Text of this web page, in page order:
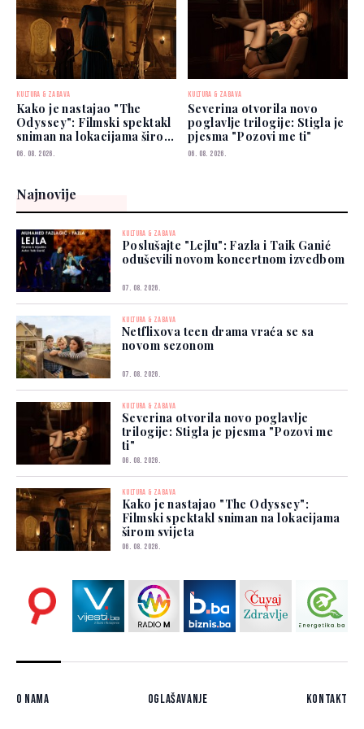
KULTURA & ZABAVA
Kako je nastajao "The
Odyssey": Filmski spektakl
sniman na lokacijama širom
svijeta
06. 08. 2026.
KULTURA & ZABAVA
Severina otvorila novo
poglavlje trilogije: Stigla je
pjesma "Pozovi me ti"
06. 08. 2026.
Najnovije
KULTURA & ZABAVA
Poslušajte "Lejlu": Fazla i Taik Ganić
oduševili novom koncertnom izvedbom
07. 08. 2026.
KULTURA & ZABAVA
Netflixova teen drama vraća se sa
novom sezonom
07. 08. 2026.
KULTURA & ZABAVA
Severina otvorila novo poglavlje
trilogije: Stigla je pjesma "Pozovi me
ti"
06. 08. 2026.
KULTURA & ZABAVA
Kako je nastajao "The Odyssey":
Filmski spektakl sniman na lokacijama
širom svijeta
06. 08. 2026.
O nama Oglašavanje Kontakt